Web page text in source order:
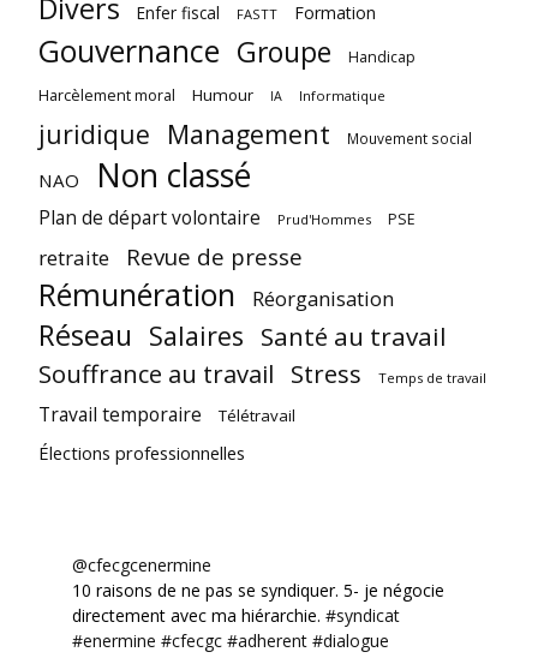
Divers Enfer fiscal FASTT Formation
Gouvernance Groupe Handicap
Harcèlement moral Humour IA Informatique
juridique Management Mouvement social
NAO Non classé
Plan de départ volontaire Prud'Hommes PSE
retraite Revue de presse
Rémunération Réorganisation
Réseau Salaires Santé au travail
Souffrance au travail Stress Temps de travail
Travail temporaire Télétravail
Élections professionnelles
@cfecgcenermine
10 raisons de ne pas se syndiquer. 5- je négocie
directement avec ma hiérarchie. #syndicat
#enermine #cfecgc #adherent #dialogue